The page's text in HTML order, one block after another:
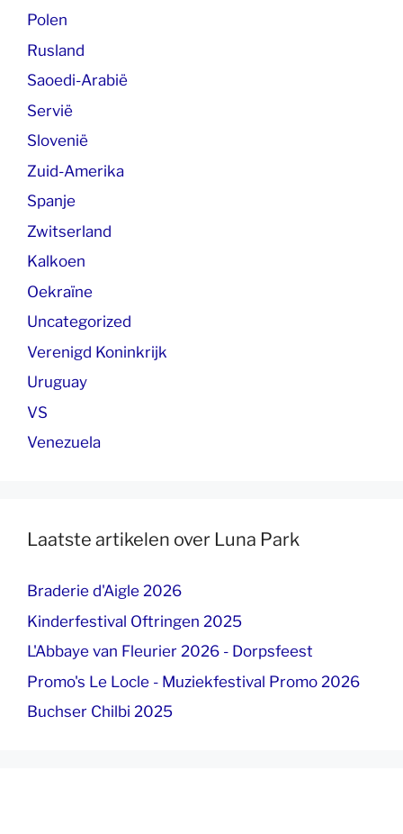
Polen
Rusland
Saoedi-Arabië
Servië
Slovenië
Zuid-Amerika
Spanje
Zwitserland
Kalkoen
Oekraïne
Uncategorized
Verenigd Koninkrijk
Uruguay
VS
Venezuela
Laatste artikelen over Luna Park
Braderie d'Aigle 2026
Kinderfestival Oftringen 2025
L'Abbaye van Fleurier 2026 - Dorpsfeest
Promo's Le Locle - Muziekfestival Promo 2026
Buchser Chilbi 2025